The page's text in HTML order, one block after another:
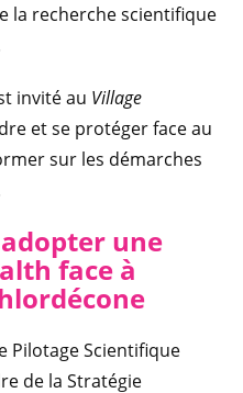
la recherche scientifique
invité au Village
et se protéger face au
sur les démarches
une
face à
Pilotage Scientifique
de la Stratégie